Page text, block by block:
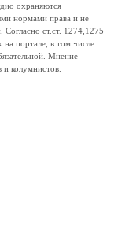
охраняются
нормами права и не
Согласно ст.ст. 1274,1275
портале, в том числе
Мнение
колумнистов.